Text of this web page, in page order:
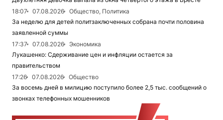
18:07
07.08.2026
Общество, Политика
За неделю для детей политзаключенных собрана почти половина
заявленной суммы
17:37
07.08.2026
Экономика
Лукашенко: Сдерживание цен и инфляции остается за
правительством
17:26
07.08.2026
Общество
За восемь дней в милицию поступило более 2,5 тыс. сообщений о
звонках телефонных мошенников